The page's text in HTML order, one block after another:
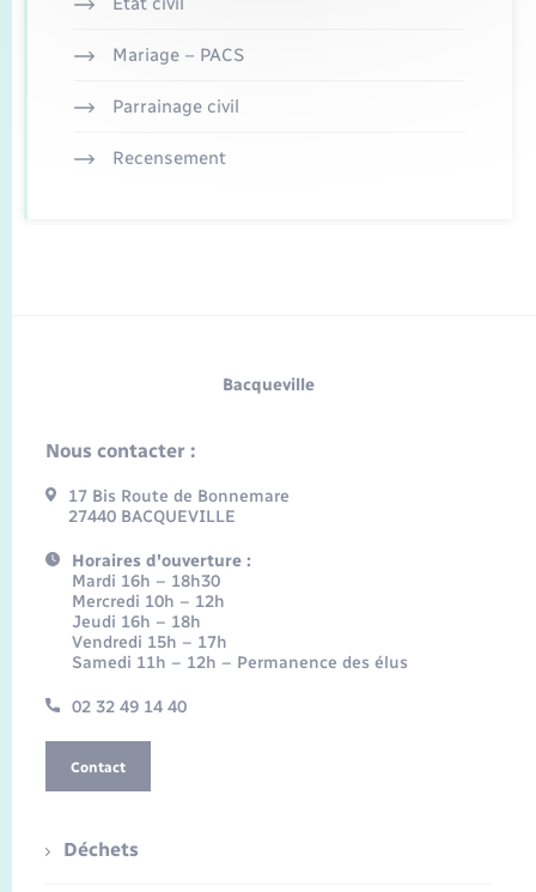
Mariage – PACS
Parrainage civil
Recensement
Bacqueville
Nous contacter :
17 Bis Route de Bonnemare
27440 BACQUEVILLE
Horaires d'ouverture :
Mardi 16h – 18h30
Mercredi 10h – 12h
Jeudi 16h – 18h
Vendredi 15h – 17h
Samedi 11h – 12h – Permanence des élus
02 32 49 14 40
Contact
Déchets